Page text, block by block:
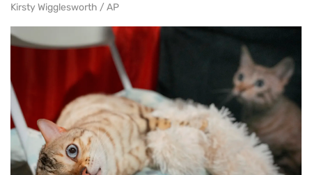
Kirsty Wigglesworth / AP